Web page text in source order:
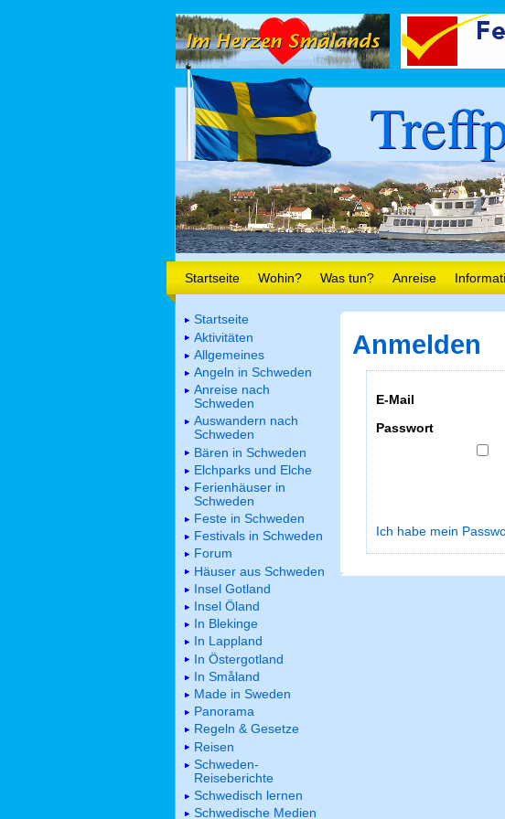
Startseite Wohin? Was tun? Anreise
Anmelden
E-Mail
Passwort
Ich habe mein
Startseite
Aktivitäten
Allgemeines
Angeln in Schweden
Anreise nach
Schweden
Auswandern nach
Schweden
Bären in Schweden
Elchparks und Elche
Ferienhäuser in
Schweden
Feste in Schweden
Festivals in Schweden
Forum
Häuser aus Schweden
Insel Gotland
Insel Öland
In Blekinge
In Lappland
In Östergotland
In Småland
Made in Sweden
Panorama
Regeln & Gesetze
Reisen
Schweden-
Reiseberichte
Schwedisch lernen
Schwedische Medien